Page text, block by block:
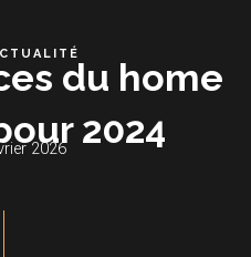
du home
2024
2026